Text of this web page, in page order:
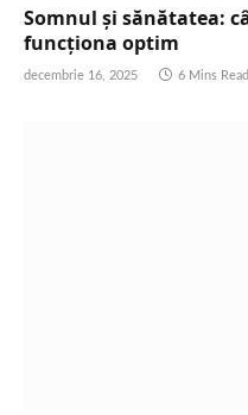
Somnul și sănătatea:
funcționa optim
decembrie 16, 2025 6 Mins Read